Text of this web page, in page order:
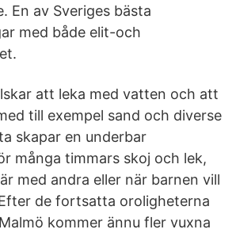
En av Sveriges bästa
med både elit-och
att leka med vatten och att
till exempel sand och diverse
skapar en underbar
många timmars skoj och lek,
med andra eller när barnen vill
de fortsatta oroligheterna
kommer ännu fler vuxna